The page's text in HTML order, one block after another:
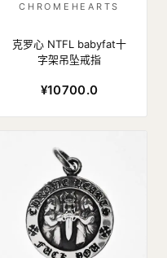
CHROMEHEARTS
克罗心 NTFL babyfat十
字架吊坠戒指
¥10700.0